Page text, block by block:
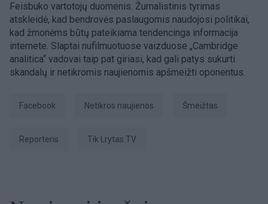
Feisbuko vartotojų duomenis. Žurnalistinis tyrimas
atskleidė, kad bendrovės paslaugomis naudojosi politikai,
kad žmonėms būtų pateikiama tendencinga informacija
internete. Slaptai nufilmuotuose vaizduose „Cambridge
analitica“ vadovai taip pat giriasi, kad gali patys sukurti
skandalų ir netikromis naujienomis apšmeižti oponentus.
Facebook netikros naujienos šmeižtas
Reporteris tik Lrytas.TV